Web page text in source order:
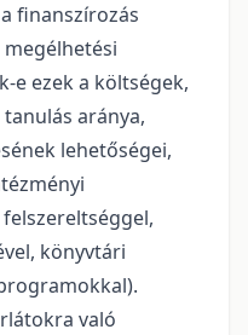
finanszírozás
e ezek a költségek,
aránya,
lehetőségei,
könyvtári
való